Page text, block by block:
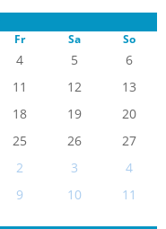
Fr Sa So
4 5
6
11 12
13
18 19
20
25 26
27
2 3
4
9 10 11